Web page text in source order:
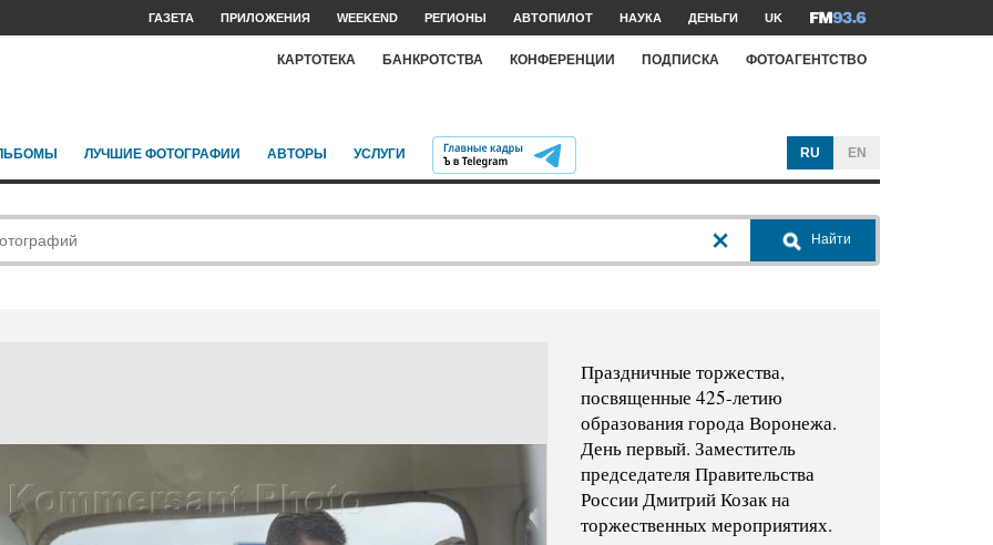
ГАЗЕТА ПРИЛОЖЕНИЯ WEEKEND РЕГИОНЫ АВТОПИЛОТ НАУКА ДЕНЬГИ UK
КАРТОТЕКА БАНКРОТСТВА КОНФЕРЕНЦИИ ПОДПИСКА ФОТОАГЕНТСТВО
ЛУЧШИЕ ФОТОГРАФИИ АВТОРЫ УСЛУГИ RU EN
Найти
Праздничные торжества,
посвященные 425-летию
образования города Воронежа.
День первый. Заместитель
председателя Правительства
России Дмитрий Козак на
торжественных мероприятиях.